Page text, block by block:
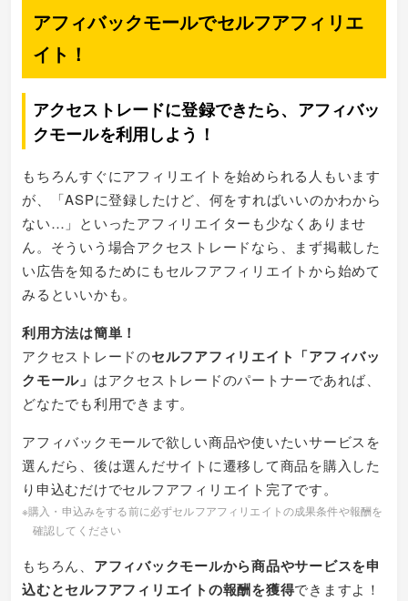
アフィバックモールでセルフアフィリエ
イト！
アクセストレードに登録できたら、アフィバッ
クモールを利用しよう！
もちろんすぐにアフィリエイトを始められる人もいます
が、「ASPに登録したけど、何をすればいいのかわから
ない…」といったアフィリエイターも少なくありませ
ん。そういう場合アクセストレードなら、まず掲載した
い広告を知るためにもセルフアフィリエイトから始めて
みるといいかも。
利用方法は簡単！
アクセストレードのセルフアフィリエイト「アフィバッ
クモール」 はアクセストレードのパートナーであれば、
どなたでも利用できます。
アフィバックモールで欲しい商品や使いたいサービスを
選んだら、後は選んだサイトに遷移して商品を購入した
り申込むだけでセルフアフィリエイト完了です。
※購入・申込みをする前に必ずセルフアフィリエイトの成果条件や報酬を
確認してください
もちろん、 アフィバックモールから商品やサービスを申
込むとセルフアフィリエイトの報酬を獲得できますよ！